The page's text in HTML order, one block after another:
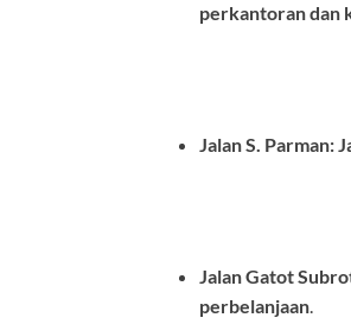
perkantoran dan
Jalan S. Parman:
Jalan Gatot
perbelanjaan.